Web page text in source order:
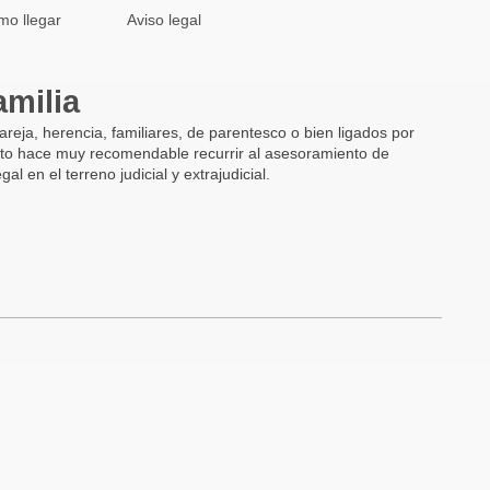
llegar Aviso legal
herencia, familiares, de parentesco o bien ligados por
hace muy recomendable recurrir al asesoramiento de
en el terreno judicial y extrajudicial.